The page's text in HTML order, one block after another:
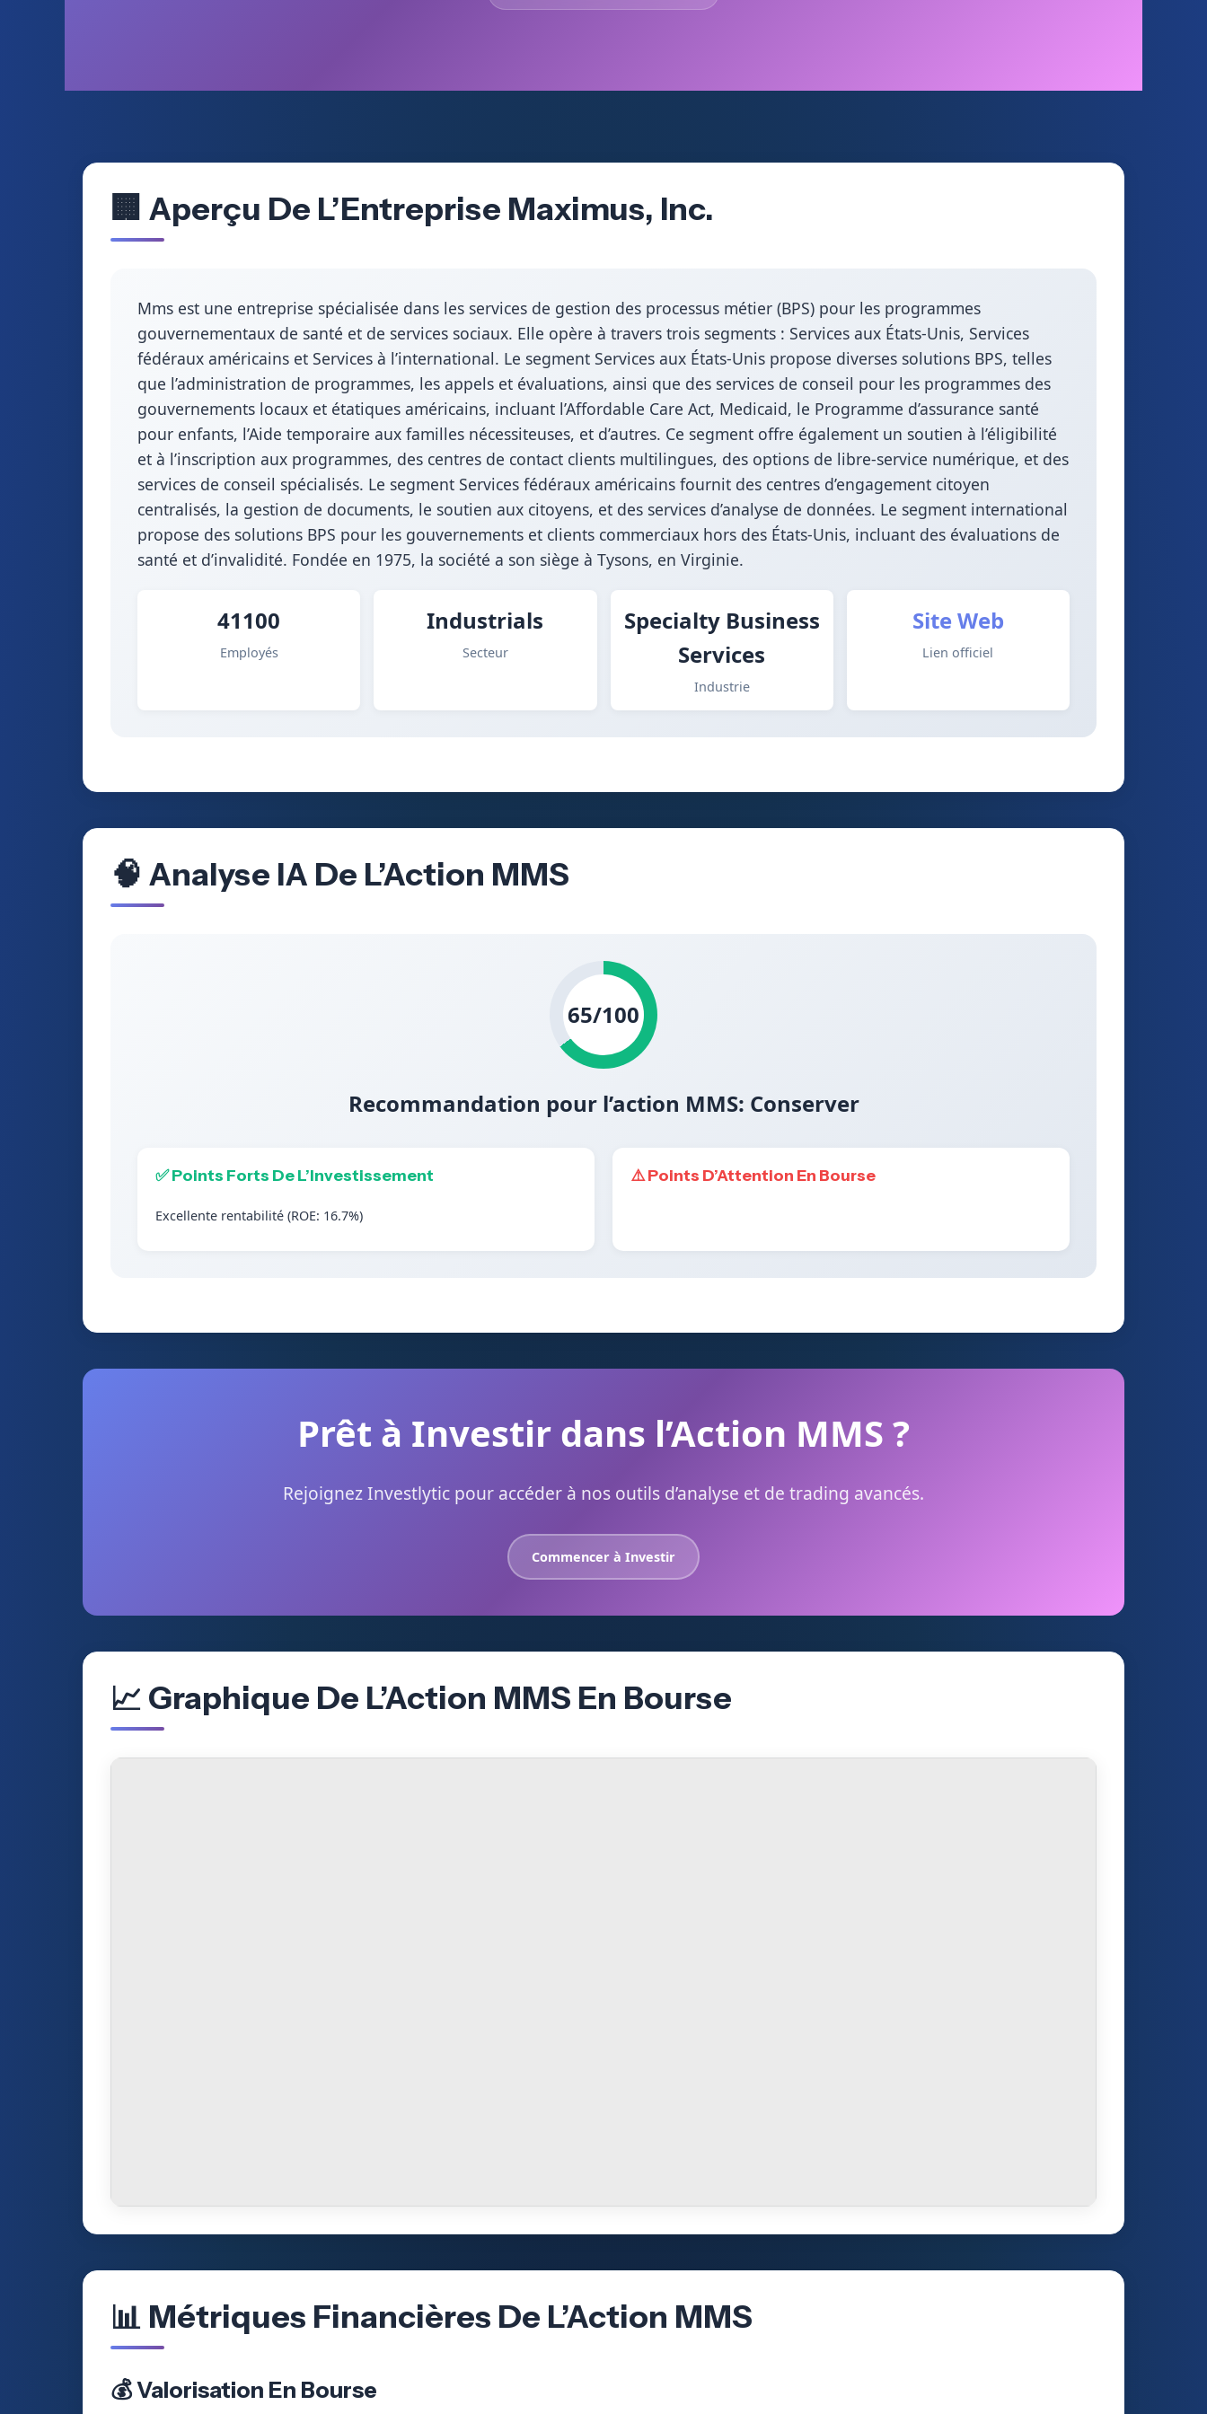
🏢 Aperçu De L’Entreprise Maximus, Inc.
Mms est une entreprise spécialisée dans les services de gestion des processus métier (BPS) pour les programmes
gouvernementaux de santé et de services sociaux. Elle opère à travers trois segments : Services aux États-Unis, Services
fédéraux américains et Services à l’international. Le segment Services aux États-Unis propose diverses solutions BPS, telles
que l’administration de programmes, les appels et évaluations, ainsi que des services de conseil pour les programmes des
gouvernements locaux et étatiques américains, incluant l’Affordable Care Act, Medicaid, le Programme d’assurance santé
pour enfants, l’Aide temporaire aux familles nécessiteuses, et d’autres. Ce segment offre également un soutien à l’éligibilité
et à l’inscription aux programmes, des centres de contact clients multilingues, des options de libre-service numérique, et des
services de conseil spécialisés. Le segment Services fédéraux américains fournit des centres d’engagement citoyen
centralisés, la gestion de documents, le soutien aux citoyens, et des services d’analyse de données. Le segment international
propose des solutions BPS pour les gouvernements et clients commerciaux hors des États-Unis, incluant des évaluations de
santé et d’invalidité. Fondée en 1975, la société a son siège à Tysons, en Virginie.
41100
Employés
Industrials
Secteur
Specialty Business
Services
Industrie
Site Web
Lien officiel
🧠 Analyse IA De L’Action MMS
65/100
Recommandation pour l’action MMS: Conserver
✅ Points Forts De L’Investissement
Excellente rentabilité (ROE: 16.7%)
⚠️ Points D’Attention En Bourse
Prêt à Investir dans l’Action MMS ?
Rejoignez Investlytic pour accéder à nos outils d’analyse et de trading avancés.
Commencer à Investir
📈 Graphique De L’Action MMS En Bourse
📊 Métriques Financières De L’Action MMS
💰 Valorisation En Bourse